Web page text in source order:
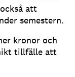
att
semestern.
kronor och
tillfälle att